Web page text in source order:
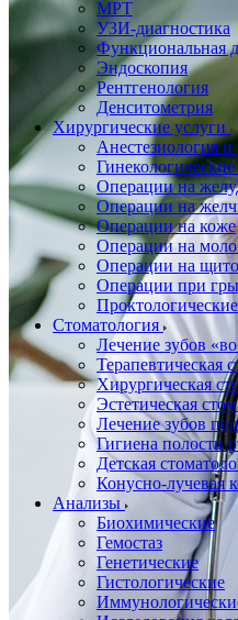
МРТ
УЗИ-диагностика
Функциональная
Эндоскопия
Рентгенология
Денситометрия
Хирургические услуги
Анестезиология
Операции на
Операции на
Операции на коже
Операции на
Операции на
Операции при
Стоматология
Лечение зубов
Терапевтическая
Хирургическая
Эстетическая
Лечение зубов
Гигиена полости
Детская
Конусно-лучевая
Анализы
Биохимические
Гемостаз
Генетические
Гистологические